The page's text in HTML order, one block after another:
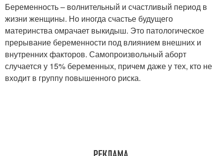
Беременность – волнительный и счастливый период в
жизни женщины. Но иногда счастье будущего
материнства омрачает выкидыш. Это патологическое
прерывание беременности под влиянием внешних и
внутренних факторов. Самопроизвольный аборт
случается у 15% беременных, причем даже у тех, кто не
входит в группу повышенного риска.